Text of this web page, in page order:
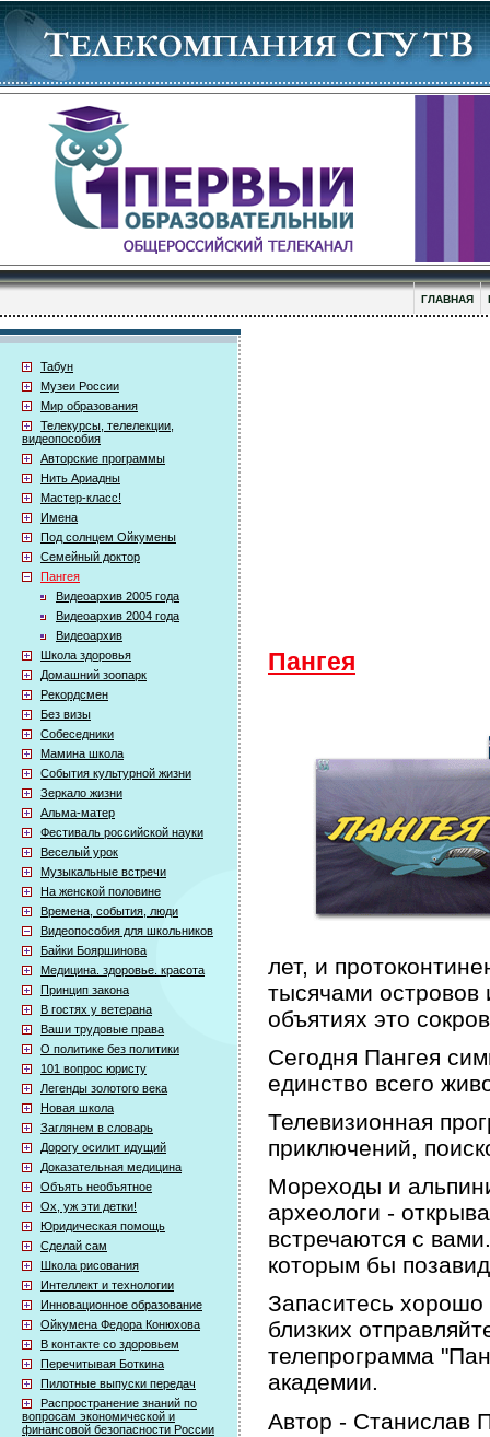
ГЛАВНАЯ
Табун
Музеи России
Мир образования
Телекурсы, телелекции,
видеопособия
Авторские программы
Нить Ариадны
Мастер-класс!
Имена
Под солнцем Ойкумены
Семейный доктор
Пангея
Видеоархив 2005 года
Видеоархив 2004 года
Видеоархив
Школа здоровья
Домашний зоопарк
Рекордсмен
Без визы
Собеседники
Мамина школа
События культурной жизни
Зеркало жизни
Альма-матер
Фестиваль российской науки
Веселый урок
Музыкальные встречи
На женской половине
Времена, события, люди
Видеопособия для школьников
Байки Бояршинова
Медицина. здоровье. красота
Принцип закона
В гостях у ветерана
Ваши трудовые права
О политике без политики
101 вопрос юристу
Легенды золотого века
Новая школа
Заглянем в словарь
Дорогу осилит идущий
Доказательная медицина
Объять необъятное
Ох, уж эти детки!
Юридическая помощь
Сделай сам
Школа рисования
Интеллект и технологии
Инновационное образование
Ойкумена Федора Конюхова
В контакте со здоровьем
Перечитывая Боткина
Пилотные выпуски передач
Распространение знаний по
вопросам экономической и
финансовой безопасности России
Пангея
лет, и
тысячами островов
объятиях это
Сегодня Пангея
единство всего
Телевизионная
приключений,
Мореходы и
археологи -
встречаются с
которым бы
Запаситесь
близких
телепрограмма
академии.
Автор -